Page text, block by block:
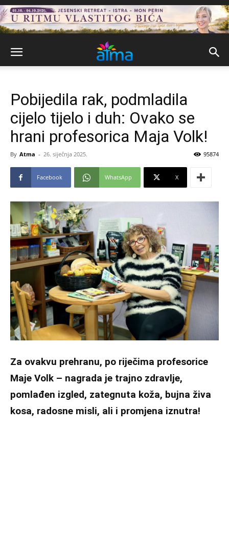
Pobijedila rak, podmladila
cijelo tijelo i duh: Ovako se
hrani profesorica Maja Volk!
By Atma - 26. siječnja 2025. 95874
Facebook WhatsApp X
Za ovakvu prehranu, po riječima profesorice
Maje Volk – nagrada je trajno zdravlje,
pomlađen izgled, zategnuta koža, bujna živa
kosa, radosne misli, ali i promjena iznutra!